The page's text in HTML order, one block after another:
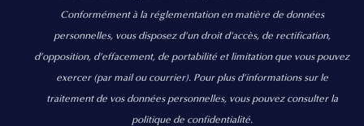
Conformément à la réglementation en matière de données
personnelles, vous disposez d'un droit d'accès, de rectification,
d’opposition, d’effacement, de portabilité et limitation que vous pouvez
exercer (par mail ou courrier). Pour plus d’informations sur le
traitement de vos données personnelles, vous pouvez consulter la
politique de confidentialité.